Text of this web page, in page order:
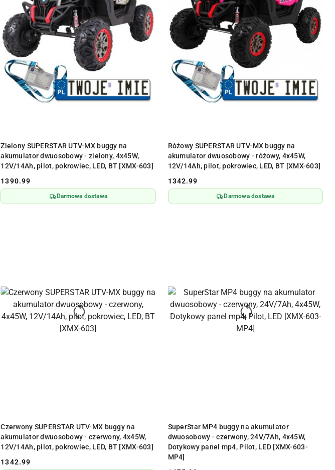
Zielony SUPERSTAR UTV-MX buggy na
akumulator dwuosobowy - zielony, 4x45W,
12V/14Ah, pilot, pokrowiec, LED, BT [XMX-603]
Cena:
1390.99
Darmowa dostawa
Różowy SUPERSTAR UTV-MX buggy na
akumulator dwuosobowy - różowy, 4x45W,
12V/14Ah, pilot, pokrowiec, LED, BT [XMX-603]
Cena:
1342.99
Darmowa dostawa
Czerwony SUPERSTAR UTV-MX buggy na
akumulator dwuosobowy - czerwony, 4x45W,
12V/14Ah, pilot, pokrowiec, LED, BT [XMX-603]
Cena:
1342.99
SuperStar MP4 buggy na akumulator
dwuosobowy - czerwony, 24V/7Ah, 4x45W,
Dotykowy panel mp4, Pilot, LED [XMX-603-
MP4]